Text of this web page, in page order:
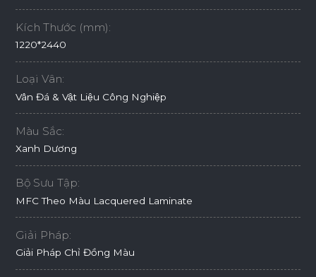
Kích Thước (mm):
1220*2440
Loại Vân:
Vân Đá & Vật Liệu Công Nghiệp
Màu Sắc:
Xanh Dương
Bộ Sưu Tập:
MFC Theo Màu Lacquered Laminate
Giải Pháp:
Giải Pháp Chỉ Đồng Màu